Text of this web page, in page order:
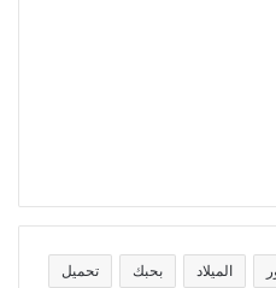
الميلاد بحبك تحميل